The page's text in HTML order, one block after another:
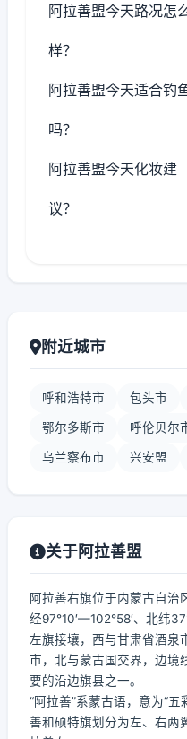
阿拉善盟今天路况怎
样？
阿拉善盟今天适合钓
吗？
阿拉善盟今天化妆建
议？
附近城市
呼和浩特市 包头市
鄂尔多斯市 呼伦贝尔
乌兰察布市 兴安盟
关于阿拉善盟
阿拉善右旗位于内蒙古自治
经97°10′—102°58′、北纬
左旗接壤，西与甘肃省酒泉
市，北与蒙古国交界，边境
要的沿边旗县之一。
“阿拉善”系蒙古语，意为“五
善和硕特旗划分为左、右两